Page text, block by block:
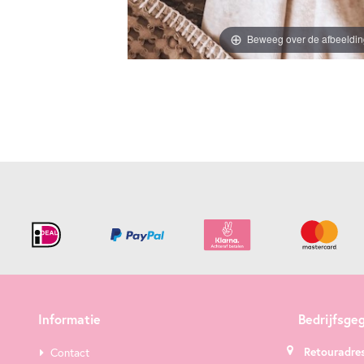
Beweeg over de
Informatie
Contact